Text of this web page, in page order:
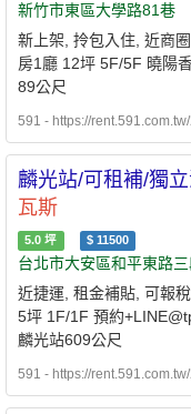
新竹市東區大學路81巷
新上架, 拎包入住, 近商
房1廳 12坪 5F/5F 曉陽
89公尺
591 - https://
麟光站/可租補/獨
瓦斯
5.0 坪 $ 11500
台北市大安區和平東路
近捷運, 租金補貼, 可報
5坪 1F/1F 預約
麟光站609公尺
591 - https://